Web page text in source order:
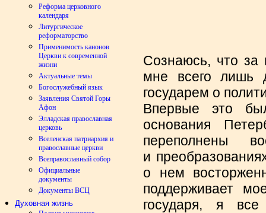
Реформа церковного
календаря
Литургическое
реформаторство
Применимость канонов
Церкви к современной
жизни
Актуальные темы
Богослужебный язык
Заявления Святой Горы
Афон
Элладская православная
церковь
Вселенская патриархия и
православные церкви
Всеправославный собор
Официальные
документы
Документы ВСЦ
Духовная жизнь
Сознаюсь, что
мне всего лишь
государем о
Впервые это
основания
переполнены
и
о нем
поддерживает
государя, я